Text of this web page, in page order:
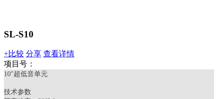
SL-S10
+比较 分享 查看详情
项目号：
10"超低音单元
技术参数